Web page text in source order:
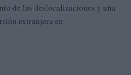
de las deslocalizaciones y una
extranjera en